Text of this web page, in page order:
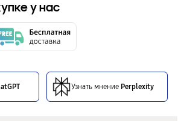
у нас
Узнать мнение Perplexity